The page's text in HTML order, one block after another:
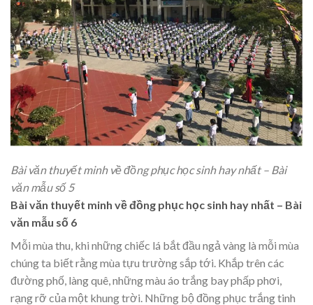
Bài văn thuyết minh về đồng phục học sinh hay nhất – Bài
văn mẫu số 5
Bài văn thuyết minh về đồng phục học sinh hay nhất – Bài
văn mẫu số 6
Mỗi mùa thu, khi những chiếc lá bắt đầu ngả vàng là mỗi mùa
chúng ta biết rằng mùa tựu trường sắp tới. Khắp trên các
đường phố, làng quê, những màu áo trắng bay phấp phơi,
rạng rỡ của một khung trời. Những bộ đồng phục trắng tinh